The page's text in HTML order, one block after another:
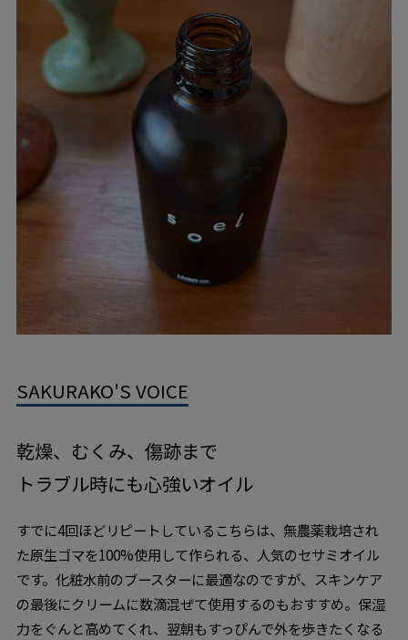
SAKURAKO'S VOICE
乾燥、むくみ、傷跡まで
トラブル時にも心強いオイル
すでに4回ほどリピートしているこちらは、無農薬栽培され
た原生ゴマを100%使用して作られる、人気のセサミオイル
です。化粧水前のブースターに最適なのですが、スキンケア
の最後にクリームに数滴混ぜて使用するのもおすすめ。保湿
力をぐんと高めてくれ、翌朝もすっぴんで外を歩きたくなる